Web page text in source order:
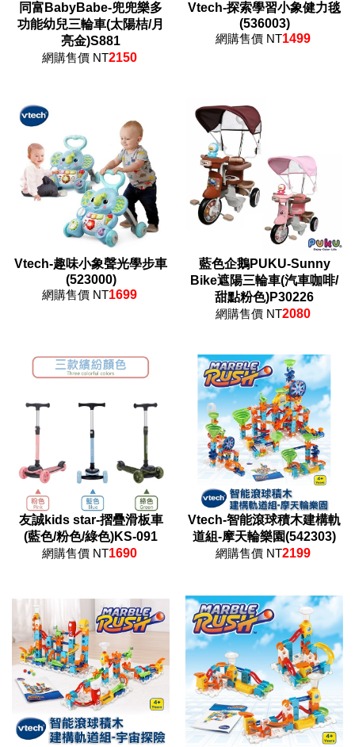
同富BabyBabe-兜兜樂多
功能幼兒三輪車(太陽桔/月
亮金)S881
網購售價 NT2150
Vtech-探索學習小象健力毯
(536003)
網購售價 NT1499
Vtech-趣味小象聲光學步車
(523000)
網購售價 NT1699
藍色企鵝PUKU-Sunny
Bike遮陽三輪車(汽車咖啡/
甜點粉色)P30226
網購售價 NT2080
友誠kids star-摺疊滑板車
(藍色/粉色/綠色)KS-091
網購售價 NT1690
Vtech-智能滾球積木建構軌
道組-摩天輪樂園(542303)
網購售價 NT2199